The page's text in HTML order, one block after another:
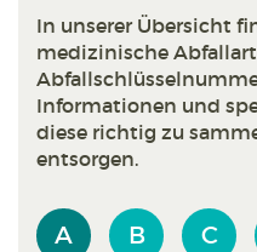
In unserer Übersicht
medizinische
Informationen und
diese richtig zu
entsorgen.
A B C